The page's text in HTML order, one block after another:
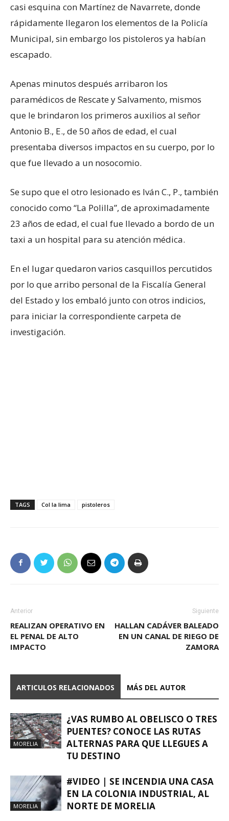
casi esquina con Martínez de Navarrete, donde
rápidamente llegaron los elementos de la Policía
Municipal, sin embargo los pistoleros ya habían
escapado.
Apenas minutos después arribaron los
paramédicos de Rescate y Salvamento, mismos
que le brindaron los primeros auxilios al señor
Antonio B., E., de 50 años de edad, el cual
presentaba diversos impactos en su cuerpo, por lo
que fue llevado a un nosocomio.
Se supo que el otro lesionado es Iván C., P., también
conocido como “La Polilla”, de aproximadamente
23 años de edad, el cual fue llevado a bordo de un
taxi a un hospital para su atención médica.
En el lugar quedaron varios casquillos percutidos
por lo que arribo personal de la Fiscalía General
del Estado y los embaló junto con otros indicios,
para iniciar la correspondiente carpeta de
investigación.
TAGS Col la lima pistoleros
Anterior
REALIZAN OPERATIVO EN
EL PENAL DE ALTO
IMPACTO
Siguiente
HALLAN CADÁVER BALEADO
EN UN CANAL DE RIEGO DE
ZAMORA
ARTICULOS RELACIONADOS MÁS DEL AUTOR
MORELIA
¿VAS RUMBO AL OBELISCO O TRES
PUENTES? CONOCE LAS RUTAS
ALTERNAS PARA QUE LLEGUES A
TU DESTINO
MORELIA
#VIDEO | SE INCENDIA UNA CASA
EN LA COLONIA INDUSTRIAL, AL
NORTE DE MORELIA